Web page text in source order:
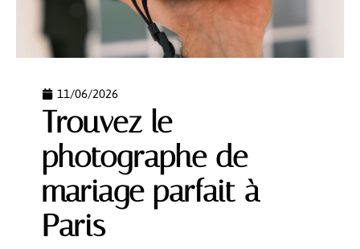
11/06/2026
Trouvez le
photographe de
mariage parfait à
Paris